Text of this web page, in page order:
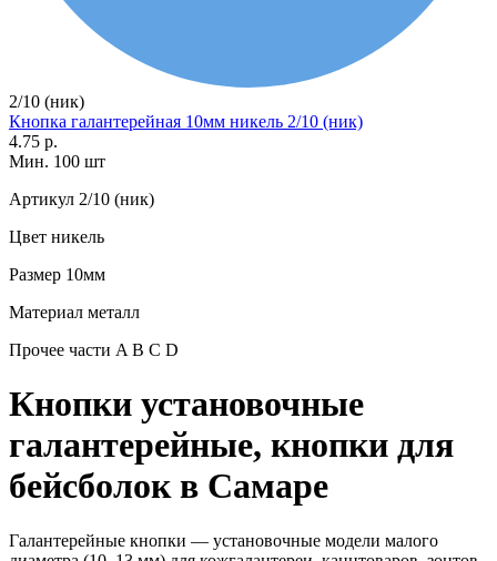
2/10 (ник)
Кнопка галантерейная 10мм никель 2/10 (ник)
4.75 р.
Мин. 100 шт
Артикул 2/10 (ник)
Цвет никель
Размер 10мм
Материал металл
Прочее части A B C D
Кнопки установочные
галантерейные, кнопки для
бейсболок в Самаре
Галантерейные кнопки — установочные модели малого